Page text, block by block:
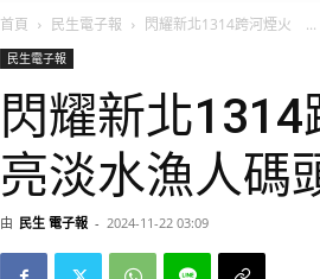
首頁 民生電子報 閃耀新北1314跨河煙火 ...
民生電子報
閃耀新北
亮淡水漁人碼
由 民生 電子報 - 2024-11-22 03:09